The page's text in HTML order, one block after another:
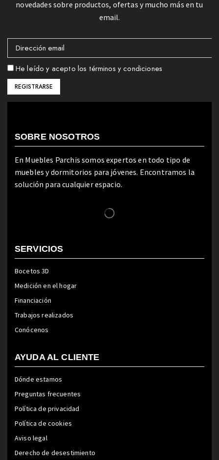
novedades sobre productos, ofertas y mucho más en tu
email.
He leído y acepto los términos y condiciones
SOBRE NOSOTROS
En Muebles Parchis somos expertos en todo tipo de
muebles y dormitorios para jóvenes. Encontramos la
solución para cualquier espacio.
SERVICIOS
Bocetos 3D
Medición en el hogar
Financiación
Trabajos realizados
Conócenos
AYUDA AL CLIENTE
Dónde estamos
Preguntas frecuentes
Política de privacidad
Política de cookies
Aviso legal
Derecho de desestimiento